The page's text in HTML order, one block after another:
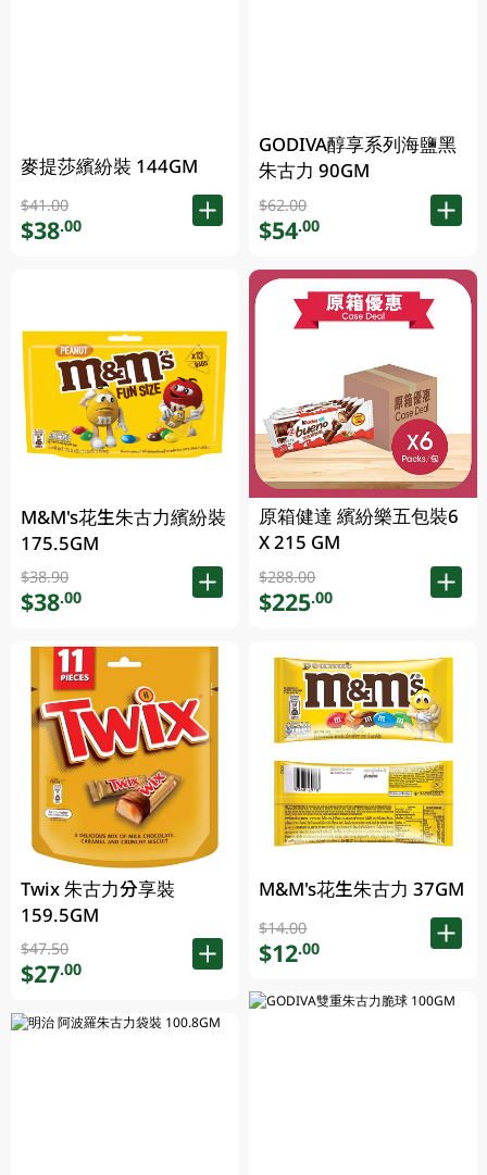
麥提莎繽紛裝 144GM
$41.00
$38.00
M&M's花生朱古力繽紛裝
175.5GM
$38.90
$38.00
Twix 朱古力分享裝
159.5GM
$47.50
$27.00
GODIVA醇享系列海鹽黑
朱古力 90GM
$62.00
$54.00
原箱健達 繽紛樂五包裝6
X 215 GM
$288.00
$225.00
M&M's花生朱古力 37GM
$14.00
$12.00